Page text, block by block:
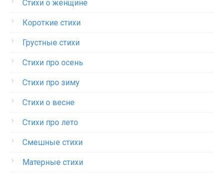
Стихи о женщине
Короткие стихи
Грустные стихи
Стихи про осень
Стихи про зиму
Стихи о весне
Стихи про лето
Смешные стихи
Матерные стихи